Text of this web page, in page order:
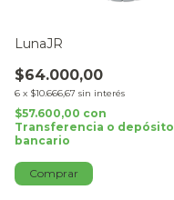
LunaJR
$64.000,00
6 x $10.666,67 sin interés
$57.600,00 con
Transferencia o depósito
bancario
Comprar